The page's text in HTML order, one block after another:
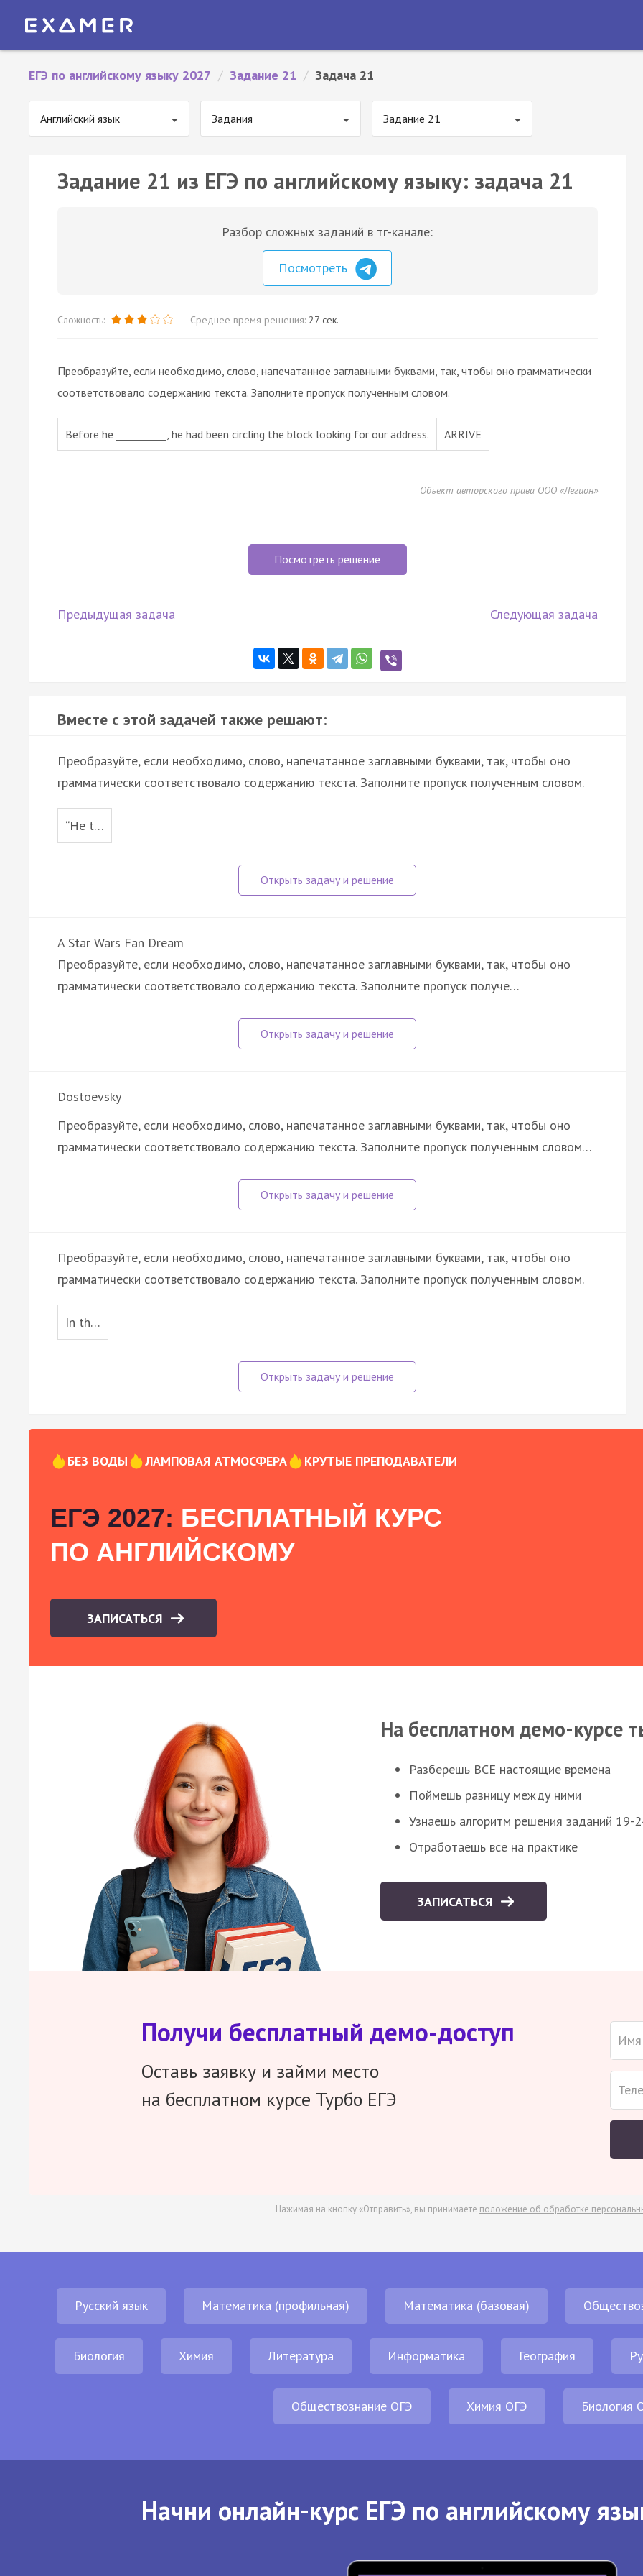
ЕГЭ по английскому языку 2027 / Задание 21 / Задача 21
Английский язык Задания Задание 21
Задание 21 из ЕГЭ по английскому языку: задача 21
Разбор сложных заданий в тг-канале:
Посмотреть
Сложность: Среднее время решения: 27 сек.
Преобразуйте, если необходимо, слово, напечатанное заглавными буквами, так, чтобы оно грамматически
соответствовало содержанию текста. Заполните пропуск полученным словом.
Before he __________, he had been circling the block looking for our address. ARRIVE
Объект авторского права ООО «Легион»
Посмотреть решение
Предыдущая задача Следующая задача
Вместе с этой задачей также решают:
Преобразуйте, если необходимо, слово, напечатанное заглавными буквами, так, чтобы оно
грамматически соответствовало содержанию текста. Заполните пропуск полученным словом.
“He t…
A Star Wars Fan Dream
Преобразуйте, если необходимо, слово, напечатанное заглавными буквами, так, чтобы оно
грамматически соответствовало содержанию текста. Заполните пропуск получе…
Dostoevsky
Преобразуйте, если необходимо, слово, напечатанное заглавными буквами, так, чтобы оно
грамматически соответствовало содержанию текста. Заполните пропуск полученным словом…
Преобразуйте, если необходимо, слово, напечатанное заглавными буквами, так, чтобы оно
грамматически соответствовало содержанию текста. Заполните пропуск полученным словом.
In th…
БЕЗ ВОДЫ ЛАМПОВАЯ АТМОСФЕРА КРУТЫЕ ПРЕПОДАВАТЕЛИ
ЕГЭ 2027: БЕСПЛАТНЫЙ КУРС
ПО АНГЛИЙСКОМУ
ЗАПИСАТЬСЯ
На бесплатном демо-курсе
Разберешь ВСЕ настоящие времена
Поймешь разницу между ними
Узнаешь алгоритм решения заданий 19-
Отработаешь все на практике
ЗАПИСАТЬСЯ
Получи бесплатный демо-доступ
Оставь заявку и займи место
на бесплатном курсе Турбо ЕГЭ
Нажимая на кнопку «Отправить», вы принимаете положение об обработке
Русский язык Математика (профильная) Математика (базовая)
Биология Химия Литература Информатика География
Обществознание ОГЭ Химия ОГЭ Биология
Начни онлайн-курс ЕГЭ по английскому